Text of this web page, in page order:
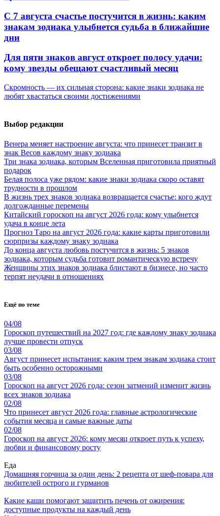
С 7 августа счастье постучится в жизнь: каким
знакам зодиака улыбнется судьба в ближайшие
дни
Для пяти знаков август откроет полосу удачи:
кому звезды обещают счастливый месяц
Скромность — их сильная сторона: какие знаки зодиака не
любят хвастаться своими достижениями
Выбор редакции
Венера меняет настроение августа: что принесет транзит в
знак Весов каждому знаку зодиака
Три знака зодиака, которым Вселенная приготовила приятный
подарок
Белая полоса уже рядом: какие знаки зодиака скоро оставят
трудности в прошлом
В жизнь трех знаков зодиака возвращается счастье: кого ждут
долгожданные перемены
Китайский гороскоп на август 2026 года: кому улыбнется
удача в конце лета
Прогноз Таро на август 2026 года: какие карты приготовили
сюрпризы каждому знаку зодиака
До конца августа любовь постучится в жизнь: 5 знаков
зодиака, которым судьба готовит романтическую встречу
Женщины этих знаков зодиака блистают в бизнесе, но часто
терпят неудачи в отношениях
Ещё по теме
04/08
Гороскоп путешествий на 2027 год: где каждому знаку зодиака
лучше провести отпуск
03/08
Август принесет испытания: каким трем знакам зодиака стоит
быть особенно осторожными
03/08
Гороскоп на август 2026 года: сезон затмений изменит жизнь
всех знаков зодиака
02/08
Что принесет август 2026 года: главные астрологические
события месяца и самые важные даты
02/08
Гороскоп на август 2026: кому месяц откроет путь к успеху,
любви и финансовому росту
Еда
Домашняя горчица за один день: 2 рецепта от шеф-повара для
любителей острого и гурманов
Какие каши помогают защитить печень от ожирения:
доступные продукты на каждый день